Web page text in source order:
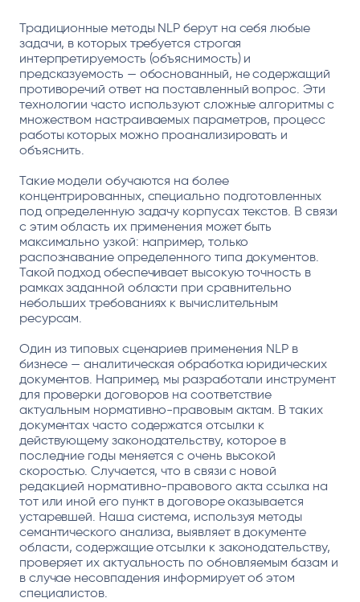
Традиционные методы NLP берут на себя любые
задачи, в которых требуется строгая
интерпретируемость (объяснимость) и
предсказуемость — обоснованный, не содержащий
противоречий ответ на поставленный вопрос. Эти
технологии часто используют сложные алгоритмы с
множеством настраиваемых параметров, процесс
работы которых можно проанализировать и
объяснить.
Такие модели обучаются на более
концентрированных, специально подготовленных
под определенную задачу корпусах текстов. В связи
с этим область их применения может быть
максимально узкой: например, только
распознавание определенного типа документов.
Такой подход обеспечивает высокую точность в
рамках заданной области при сравнительно
небольших требованиях к вычислительным
ресурсам.
Один из типовых сценариев применения NLP в
бизнесе — аналитическая обработка юридических
документов. Например, мы разработали инструмент
для проверки договоров на соответствие
актуальным нормативно-правовым актам. В таких
документах часто содержатся отсылки к
действующему законодательству, которое в
последние годы меняется с очень высокой
скоростью. Случается, что в связи с новой
редакцией нормативно-правового акта ссылка на
тот или иной его пункт в договоре оказывается
устаревшей. Наша система, используя методы
семантического анализа, выявляет в документе
области, содержащие отсылки к законодательству,
проверяет их актуальность по обновляемым базам и
в случае несовпадения информирует об этом
специалистов.